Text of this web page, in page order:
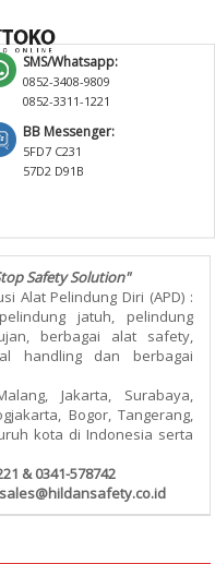
SMS/Whatsapp:
0852-3408-9809
0852-3311-1221
BB Messenger:
5FD7 C231
57D2 D91B
Safety Solution"
Alat Pelindung Diri (APD) :
jatuh, pelindung
berbagai alat safety,
handling dan berbagai
Jakarta, Surabaya,
Bogor, Tangerang,
kota di Indonesia serta
& 0341-578742